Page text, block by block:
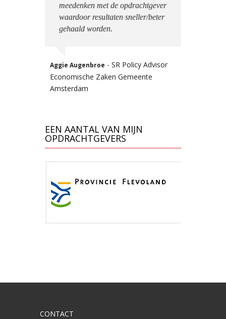
meedenken met de opdrachtgever
waardoor resultaten sneller/beter
gehaald worden.
Aggie Augenbroe - SR Policy Advisor
Economische Zaken Gemeente
Amsterdam
EEN AANTAL VAN MIJN
OPDRACHTGEVERS
CONTACT